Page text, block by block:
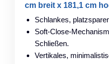
cm breit x 181,1 cm
Schlankes,
Soft-Close-
Schließen.
Vertikales,